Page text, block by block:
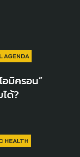
AGENDA
มิครอน”
ด้?
HEALTH